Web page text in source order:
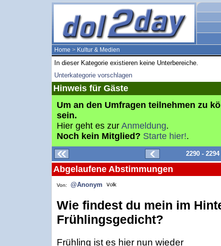
Home > Kultur & Medien
In dieser Kategorie existieren keine Unterbereiche.
Unterkategorie vorschlagen
Hinweis für Gäste
Um an den Umfragen teilnehmen zu
sein.
Hier geht es zur Anmeldung.
Noch kein Mitglied? Starte hier!.
2290 -
Abgelaufene Abstimmungen
Von: @Anonym
Wie findest du mein im
Frühlingsgedicht?
Frühling ist es hier nun wieder